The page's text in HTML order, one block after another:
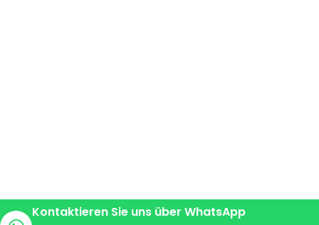
Kontaktieren Sie uns über WhatsApp